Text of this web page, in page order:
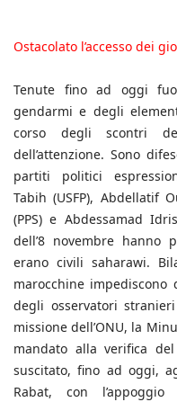
Ostacolato l’accesso dei
Tenute fino ad oggi
gendarmi e degli
corso degli scontri
dell’attenzione. Sono
partiti politici
Tabih (USFP), Abdellatif
(PPS) e Abdessamad
dell’8 novembre hanno
erano civili saharawi.
marocchine impediscono
degli osservatori
missione dell’ONU, la
mandato alla verifica
suscitato, fino ad oggi,
Rabat, con